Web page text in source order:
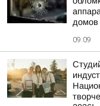
домов
09:09